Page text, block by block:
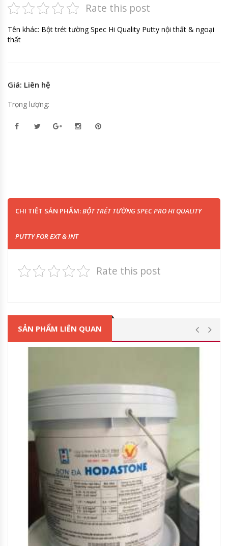
Rate this post
Tên khác: Bột trét tường Spec Hi Quality Putty nội thất & ngoại
thất
Giá: Liên hệ
Trọng lượng:
CHI TIẾT SẢN PHẨM:BỘT TRÉT TƯỜNG SPEC PRO HI QUALITY
PUTTY FOR EXT & INT
Rate this post
SẢN PHẨM LIÊN QUAN